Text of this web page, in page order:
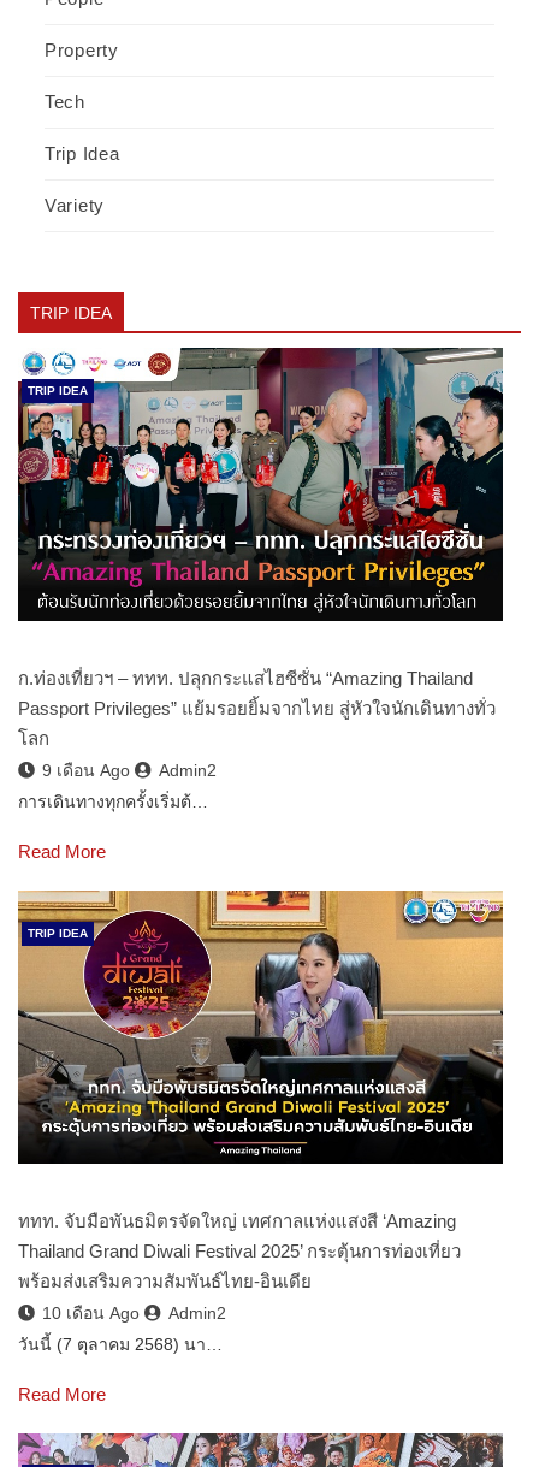
Property
Tech
Trip Idea
Variety
TRIP IDEA
TRIP IDEA
ก.ท่องเที่ยวฯ – ททท. ปลุกกระแสไฮซีซั่น “Amazing Thailand
Passport Privileges” แย้มรอยยิ้มจากไทย สู่หัวใจนักเดินทางทั่ว
โลก
9 เดือน Ago
Admin2
การเดินทางทุกครั้งเริ่มต้…
Read More
TRIP IDEA
ททท. จับมือพันธมิตรจัดใหญ่ เทศกาลแห่งแสงสี ‘Amazing
Thailand Grand Diwali Festival 2025’ กระตุ้นการท่องเที่ยว
พร้อมส่งเสริมความสัมพันธ์ไทย-อินเดีย
10 เดือน Ago
Admin2
วันนี้ (7 ตุลาคม 2568) นา…
Read More